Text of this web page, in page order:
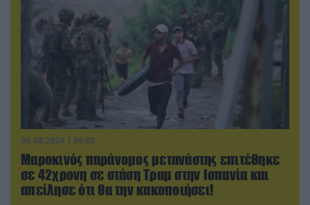
06.08.2026 | 09:03
Μαροκινός παράνομος μετανάστης επιτέθηκε
σε 42χρονη σε στάση Τραμ στην Ισπανία και
απείλησε ότι θα την κακοποιήσει!